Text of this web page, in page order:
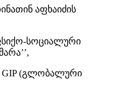
აფხაიძის
სოციალური
GIP (გლობალური